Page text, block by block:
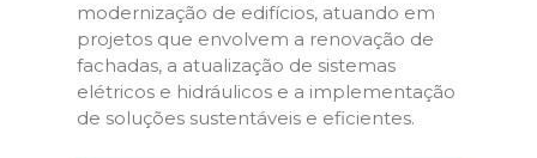
modernização de edifícios, atuando em
projetos que envolvem a renovação de
fachadas, a atualização de sistemas
elétricos e hidráulicos e a implementação
de soluções sustentáveis e eficientes.